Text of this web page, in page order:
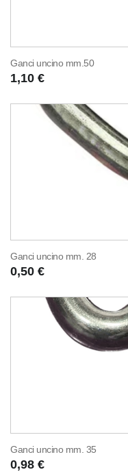
Ganci uncino mm.50
1,10 €
Ganci uncino mm. 28
0,50 €
Ganci uncino mm. 35
0,98 €